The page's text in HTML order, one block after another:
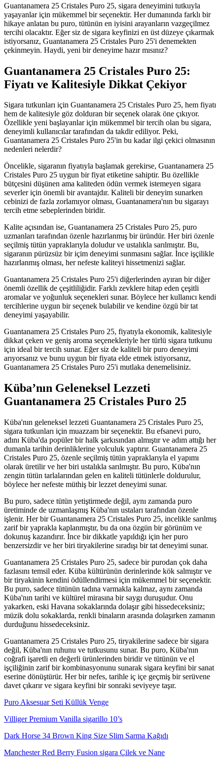
Guantanamera 25 Cristales Puro 25, sigara deneyimini tutkuyla
yaşayanlar için mükemmel bir seçenektir. Her dumanında farklı bir
hikaye anlatan bu puro, tütünün en iyisini arayanların vazgeçilmez
tercihi olacaktır. Eğer siz de sigara keyfinizi en üst düzeye çıkarmak
istiyorsanız, Guantanamera 25 Cristales Puro 25'i denemekten
çekinmeyin. Haydi, yeni bir deneyime hazır mısınız?
Guantanamera 25 Cristales Puro 25:
Fiyatı ve Kalitesiyle Dikkat Çekiyor
Sigara tutkunları için Guantanamera 25 Cristales Puro 25, hem fiyatı
hem de kalitesiyle göz dolduran bir seçenek olarak öne çıkıyor.
Özellikle yeni başlayanlar için mükemmel bir tercih olan bu sigara,
deneyimli kullanıcılar tarafından da takdir ediliyor. Peki,
Guantanamera 25 Cristales Puro 25'in bu kadar ilgi çekici olmasının
nedenleri nelerdir?
Öncelikle, sigaranın fiyatıyla başlamak gerekirse, Guantanamera 25
Cristales Puro 25 uygun bir fiyat etiketine sahiptir. Bu özellikle
bütçesini düşünen ama kaliteden ödün vermek istemeyen sigara
severler için önemli bir avantajdır. Kaliteli bir deneyim sunarken
cebinizi de fazla zorlamıyor olması, Guantanamera'nın bu sigarayı
tercih etme sebeplerinden biridir.
Kalite açısından ise, Guantanamera 25 Cristales Puro 25, puro
uzmanları tarafından özenle hazırlanmış bir üründür. Her biri özenle
seçilmiş tütün yapraklarıyla doludur ve ustalıkla sarılmıştır. Bu,
sigaranın pürüzsüz bir içim deneyimi sunmasını sağlar. İnce işçilikle
hazırlanmış olması, her nefeste kaliteyi hissetmenizi sağlar.
Guantanamera 25 Cristales Puro 25'i diğerlerinden ayıran bir diğer
önemli özellik de çeşitliliğidir. Farklı zevklere hitap eden çeşitli
aromalar ve yoğunluk seçenekleri sunar. Böylece her kullanıcı kendi
tercihlerine uygun bir seçenek bulabilir ve kendine özgü bir tat
deneyimi yaşayabilir.
Guantanamera 25 Cristales Puro 25, fiyatıyla ekonomik, kalitesiyle
dikkat çeken ve geniş aroma seçenekleriyle her türlü sigara tutkunu
için ideal bir tercih sunar. Eğer siz de kaliteli bir puro deneyimi
arıyorsanız ve bunu uygun bir fiyata elde etmek istiyorsanız,
Guantanamera 25 Cristales Puro 25'i mutlaka denemelisiniz.
Küba’nın Geleneksel Lezzeti
Guantanamera 25 Cristales Puro 25
Küba'nın geleneksel lezzeti Guantanamera 25 Cristales Puro 25,
sigara tutkunları için muazzam bir seçenektir. Bu efsanevi puro,
adını Küba'da popüler bir halk şarkısından almıştır ve adım attığı her
dumanla tarihin derinliklerine yolculuk yaptırır. Guantanamera 25
Cristales Puro 25, özenle seçilmiş tütün yapraklarıyla el yapımı
olarak üretilir ve her biri ustalıkla sarılmıştır. Bu puro, Küba'nın
zengin tütün tarlalarından gelen en kaliteli tütünlerle doldurulur,
böylece her nefeste müthiş bir lezzet deneyimi sunar.
Bu puro, sadece tütün yetiştirmede değil, aynı zamanda puro
üretiminde de uzmanlaşmış Küba'nın ustaları tarafından özenle
işlenir. Her bir Guantanamera 25 Cristales Puro 25, incelikle sarılmış
zarif bir yaprakla kaplanmıştır, bu da ona özgün bir görünüm ve
dokunuş kazandırır. İnce bir dikkatle yapıldığı için her puro
benzersizdir ve her biri tiryakilerine sıradışı bir tat deneyimi sunar.
Guantanamera 25 Cristales Puro 25, sadece bir purodan çok daha
fazlasını temsil eder. Küba kültürünün derinlerinde kök salmıştır ve
bir tiryakinin kendini ödüllendirmesi için mükemmel bir seçenektir.
Bu puro, sadece tütünün tadına varmakla kalmaz, aynı zamanda
Küba'nın tarihi ve kültürel mirasına bir saygı duruşudur. Onu
yakarken, eski Havana sokaklarında dolaşır gibi hissedeceksiniz;
müzik dolu sokaklarda, renkli binaların arasında dolaşırken zamanın
durduğunu hissedeceksiniz.
Guantanamera 25 Cristales Puro 25, tiryakilerine sadece bir sigara
değil, Küba'nın ruhunu ve tutkusunu sunar. Bu puro, Küba'nın
coğrafi işaretli en değerli ürünlerinden biridir ve tütünün ve el
işçiliğinin zarif bir kombinasyonunu sunarak sigara keyfini bir sanat
eserine dönüştürür. Her bir nefes, tarihle iç içe geçmiş bir serüvene
davet çıkarır ve sigara keyfini bir sonraki seviyeye taşır.
Puro Aksesuar Seti Küllük Venge
Villiger Premium Vanilla sigarillo 10’s
Dark Horse 34 Brown King Size Slim Sarma Kağıdı
Manchester Red Berry Fusion sigara Çilek ve Nane